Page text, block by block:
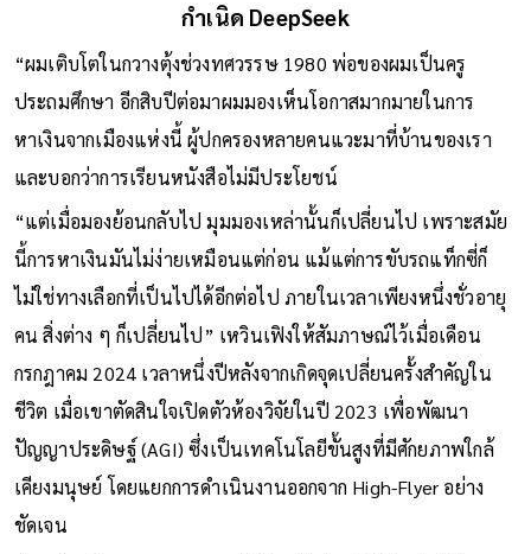
กำเนิด DeepSeek
“ผมเติบโตในกวางตุ้งช่วงทศวรรษ 1980 พ่อของผมเป็นครู
ประถมศึกษา อีกสิบปีต่อมาผมมองเห็นโอกาสมากมายในการ
หาเงินจากเมืองแห่งนี้ ผู้ปกครองหลายคนแวะมาที่บ้านของเรา
และบอกว่าการเรียนหนังสือไม่มีประโยชน์
“แต่เมื่อมองย้อนกลับไป มุมมองเหล่านั้นก็เปลี่ยนไป เพราะสมัย
นี้การหาเงินมันไม่ง่ายเหมือนแต่ก่อน แม้แต่การขับรถแท็กซี่ก็
ไม่ใช่ทางเลือกที่เป็นไปได้อีกต่อไป ภายในเวลาเพียงหนึ่งชั่วอายุ
คน สิ่งต่าง ๆ ก็เปลี่ยนไป” เหวินเฟิงให้สัมภาษณ์ไว้เมื่อเดือน
กรกฎาคม 2024 เวลาหนึ่งปีหลังจากเกิดจุดเปลี่ยนครั้งสำคัญใน
ชีวิต เมื่อเขาตัดสินใจเปิดตัวห้องวิจัยในปี 2023 เพื่อพัฒนา
ปัญญาประดิษฐ์ (AGI) ซึ่งเป็นเทคโนโลยีขั้นสูงที่มีศักยภาพใกล้
เคียงมนุษย์ โดยแยกการดำเนินงานออกจาก High-Flyer อย่าง
ชัดเจน